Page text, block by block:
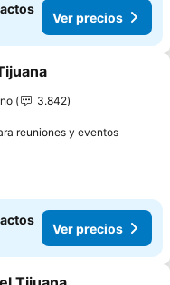
Ver precios
a favoritos
3.842
reuniones y eventosVer
Ver precios